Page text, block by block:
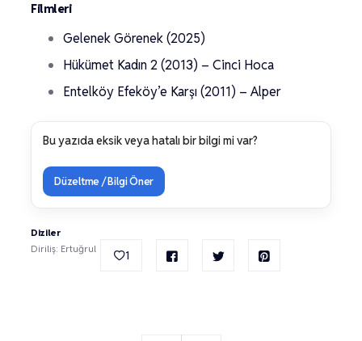
Filmleri
Gelenek Görenek (2025)
Hükümet Kadın 2 (2013) – Cinci Hoca
Entelköy Efeköy’e Karşı (2011) – Alper
Bu yazıda eksik veya hatalı bir bilgi mi var?
Düzeltme / Bilgi Öner
Diziler
Diriliş: Ertuğrul
1